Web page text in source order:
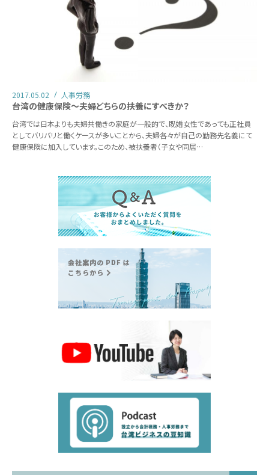
2017.05.02 人事労務
台湾の健康保険～夫婦どちらの扶養にすべきか？
台湾では日本よりも夫婦共働きの家庭が一般的で、既婚女性であっても正社員
としてバリバリと働くケースが多いことから、夫婦各々が自己の勤務先名義にて
健康保険に加入しています。このため、被扶養者（子女や同居…